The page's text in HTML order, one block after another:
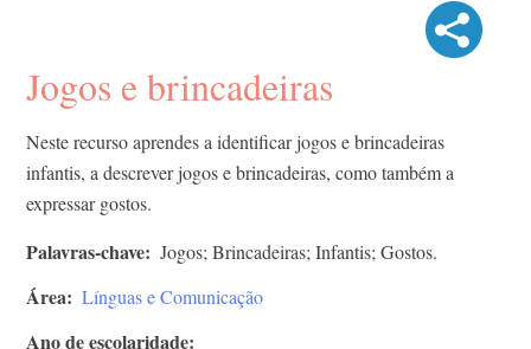
Jogos e brincadeiras
Neste recurso aprendes a identificar jogos e brincadeiras
infantis, a descrever jogos e brincadeiras, como também a
expressar gostos.
Palavras-chave Jogos; Brincadeiras; Infantis; Gostos.
Área Línguas e Comunicação
Ano de escolaridade